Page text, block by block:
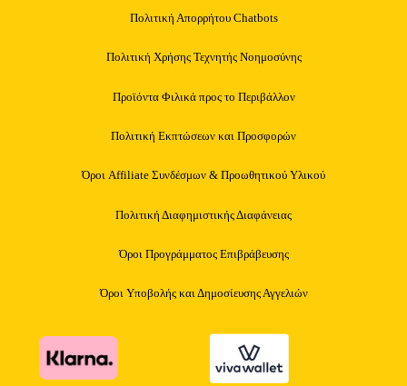
Πολιτική Απορρήτου Chatbots
Πολιτική Χρήσης Τεχνητής Νοημοσύνης
Προϊόντα Φιλικά προς το Περιβάλλον
Πολιτική Εκπτώσεων και Προσφορών
Όροι Affiliate Συνδέσμων & Προωθητικού Υλικού
Πολιτική Διαφημιστικής Διαφάνειας
Όροι Προγράμματος Επιβράβευσης
Όροι Υποβολής και Δημοσίευσης Αγγελιών